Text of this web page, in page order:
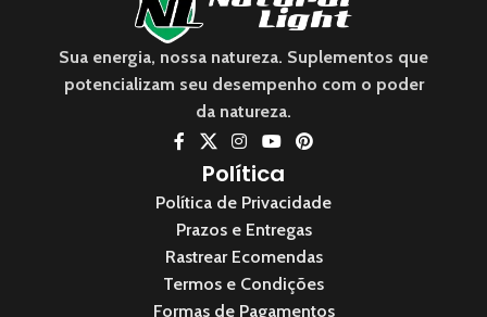
Sua energia, nossa natureza. Suplementos que
potencializam seu desempenho com o poder
da natureza.
Política
Política de Privacidade
Prazos e Entregas
Rastrear Ecomendas
Termos e Condições
Formas de Pagamentos